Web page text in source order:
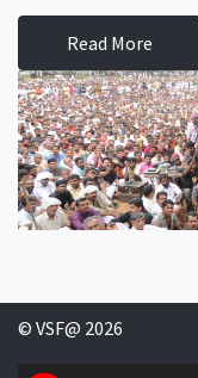
Read More
© VSF@ 2026